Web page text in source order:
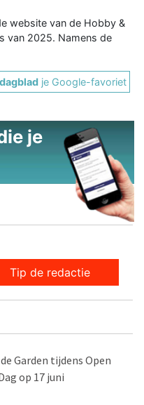
website van de Hobby &
van 2025. Namens de
je Google-favoriet
je
Tip de redactie
Garden tijdens Open
op 17 juni